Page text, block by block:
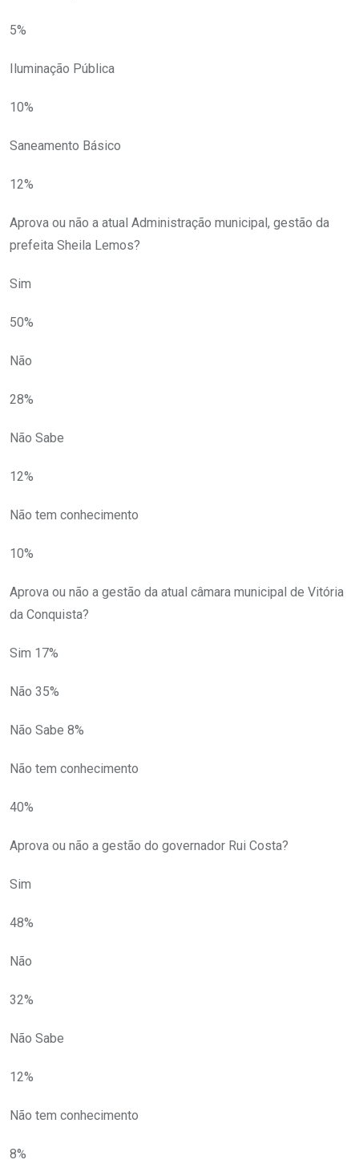
5%
Iluminação Pública
10%
Saneamento Básico
12%
Aprova ou não a atual Administração municipal, gestão da
prefeita Sheila Lemos?
Sim
50%
Não
28%
Não Sabe
12%
Não tem conhecimento
10%
Aprova ou não a gestão da atual câmara municipal de Vitória
da Conquista?
Sim 17%
Não 35%
Não Sabe 8%
Não tem conhecimento
40%
Aprova ou não a gestão do governador Rui Costa?
Sim
48%
Não
32%
Não Sabe
12%
Não tem conhecimento
8%